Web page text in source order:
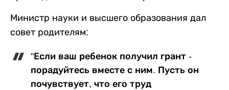
Министр науки и высшего образования дал
совет родителям:
"Если ваш ребенок получил грант -
порадуйтесь вместе с ним. Пусть он
почувствует, что его труд